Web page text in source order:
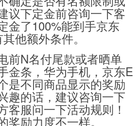
议下定金前咨询一下客
金了100%能到手京东
他额外条件。
前N名付尾款或者晒单
金条，华为手机，京东E
是不同商品显示的奖励
趣的话，建议咨询一下
客服问一下活动规则！
奖励力度不一样。